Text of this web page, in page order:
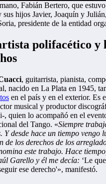
Fabián Bertero, que
sus hijos Javier, Joaquín y
presidente de la entidad
polifacético y
, guitarrista, pianista,
nacido en La Plata en 1945,
en el país y en el exterior. Es
musical y productor
, quien lo acompañó en el
del Tango. «Siempre
Y desde hace un tiempo vengo
de los derechos de los
este trabajo. Hace
Garello y él me decía: ‘Le
ese derecho'», manifestó.